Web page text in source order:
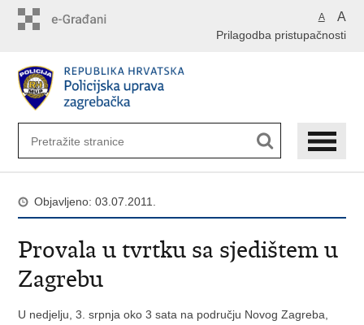
A A
Prilagodba pristupačnosti
Objavljeno: 03.07.2011.
Provala u tvrtku sa sjedištem u
Zagrebu
U nedjelju, 3. srpnja oko 3 sata na području Novog Zagreba,